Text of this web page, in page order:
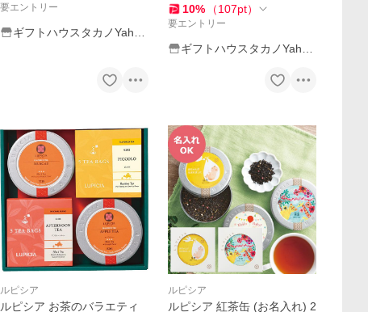
要エントリー
ギフトハウスタカノYaho
10% （107pt）
要エントリー
ギフトハウスタカノYaho
ルピシア
ルピシア お茶のバラエティ
ルピシア
ルピシア 紅茶缶 (お名入れ) 2